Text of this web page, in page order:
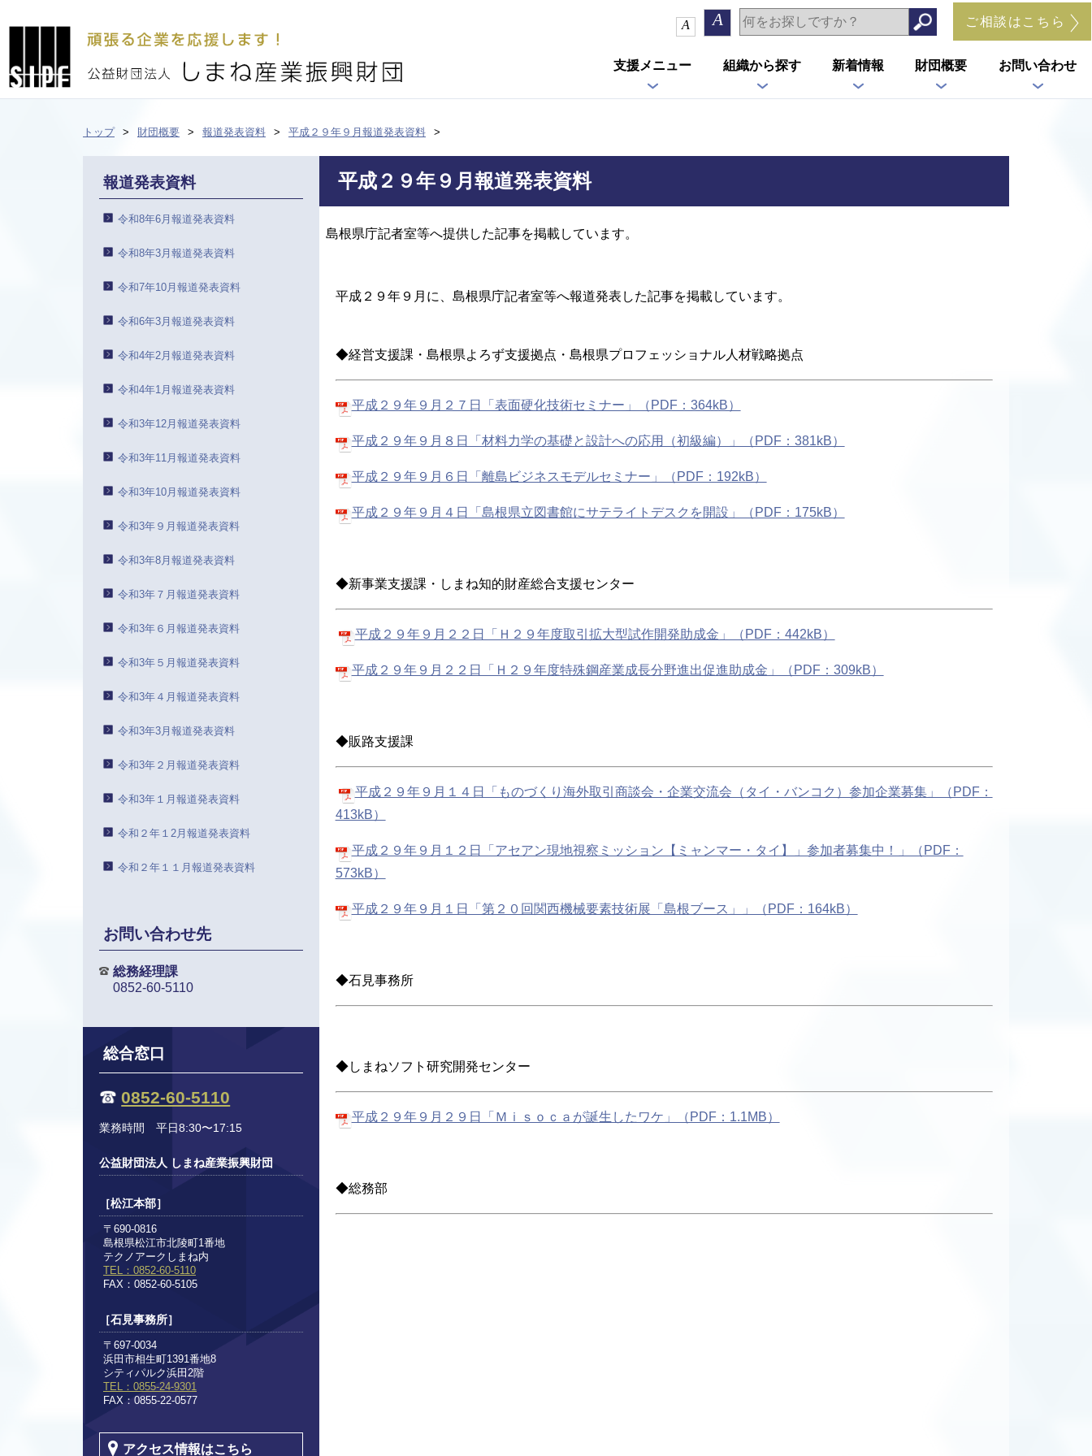
A A ご相談はこちら
支援メニュー 組織から探す 新着情報 財団概要 お問い合わせ
トップ 財団概要 報道発表資料 平成２９年９月報道発表資料
平成２９年９月報道発表資料
島根県庁記者室等へ提供した記事を掲載しています。
平成２９年９月に、島根県庁記者室等へ報道発表した記事を掲載しています。
◆経営支援課・島根県よろず支援拠点・島根県プロフェッショナル人材戦略拠点
平成２９年９月２７日「表面硬化技術セミナー」（PDF：364kB）
平成２９年９月８日「材料力学の基礎と設計への応用（初級編）」（PDF：381kB）
平成２９年９月６日「離島ビジネスモデルセミナー」（PDF：192kB）
平成２９年９月４日「島根県立図書館にサテライトデスクを開設」（PDF：175kB）
◆新事業支援課・しまね知的財産総合支援センター
平成２９年９月２２日「Ｈ２９年度取引拡大型試作開発助成金」（PDF：442kB）
平成２９年９月２２日「Ｈ２９年度特殊鋼産業成長分野進出促進助成金」（PDF：309kB）
◆販路支援課
平成２９年９月１４日「ものづくり海外取引商談会・企業交流会（タイ・バンコク）参加企業募集」（PDF：
413kB）
平成２９年９月１２日「アセアン現地視察ミッション【ミャンマー・タイ】」参加者募集中！」（PDF：
573kB）
平成２９年９月１日「第２０回関西機械要素技術展「島根ブース」」（PDF：164kB）
◆石見事務所
◆しまねソフト研究開発センター
平成２９年９月２９日「Ｍｉｓｏｃａが誕生したワケ」（PDF：1.1MB）
◆総務部
報道発表資料
令和8年6月報道発表資料
令和8年3月報道発表資料
令和7年10月報道発表資料
令和6年3月報道発表資料
令和4年2月報道発表資料
令和4年1月報道発表資料
令和3年12月報道発表資料
令和3年11月報道発表資料
令和3年10月報道発表資料
令和3年９月報道発表資料
令和3年8月報道発表資料
令和3年７月報道発表資料
令和3年６月報道発表資料
令和3年５月報道発表資料
令和3年４月報道発表資料
令和3年3月報道発表資料
令和3年２月報道発表資料
令和3年１月報道発表資料
令和２年１2月報道発表資料
令和２年１１月報道発表資料
お問い合わせ先
総務経理課
0852-60-5110
総合窓口
0852-60-5110
業務時間 平日8:30〜17:15
公益財団法人 しまね産業振興財団
［松江本部］
〒690-0816
島根県松江市北陵町1番地
テクノアークしまね内
TEL：0852-60-5110
FAX：0852-60-5105
［石見事務所］
〒697-0034
浜田市相生町1391番地8
シティパルク浜田2階
TEL：0855-24-9301
FAX：0855-22-0577
アクセス情報はこちら